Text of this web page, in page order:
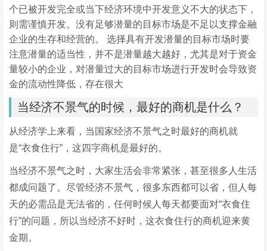
个已被开发完全或当下经济环境中开发意义不大的状态下，
则需谨慎开发。没有足够潜量的目标市场是不足以支撑金融
企业的生存和经营的。 选择具有开发潜量的目标市场时要
注意潜量的适当性，并不是潜量越大越好，尤其是对于资金
量较小的企业，对潜量过大的目标市场进行开发时会导致资
金的流动性降低，存在很大
当经济不景气的时候，最好的商机是什么？
从经济学上来看，当国家经济不景气之时最好的商机就
是“衣食住行”，这四字商机是最好的。
当经济不景气之时，大家生活会非常紧张，甚至很多人生活
都成问题了。尽管经济不景气，很多东西都可以省，但人每
天的必需品是无法省的，任何时候人每天都要面对“衣食住
行”的问题，所以当经济不好时，这衣食住行的商机迎来黄
金期。